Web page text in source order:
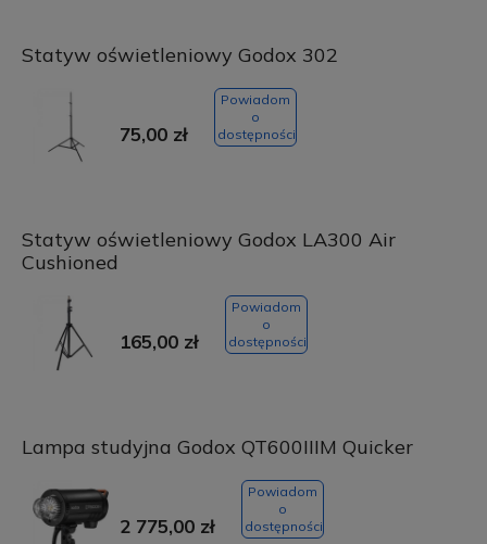
Statyw oświetleniowy Godox 302
75,00 zł
Powiadom
o
dostępności
Statyw oświetleniowy Godox LA300 Air
Cushioned
165,00 zł
Powiadom
o
dostępności
Lampa studyjna Godox QT600IIIM Quicker
2 775,00 zł
Powiadom
o
dostępności